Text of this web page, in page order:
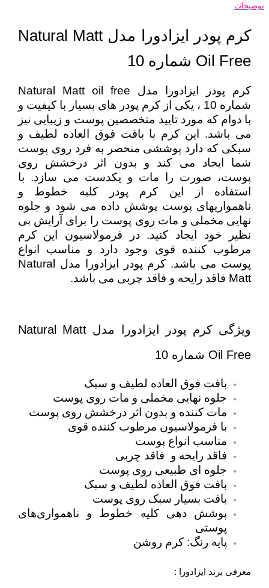
توضیحات
کرم پودر ایزادورا مدل Natural Matt
Oil Free شماره 10
کرم پودر ایزادورا مدل Natural Matt oil free
شماره 10 ، یکی از کرم پودر های بسیار با کیفیت و
با دوام که مورد تایید متخصصین پوست و زیبایی نیز
می باشد. این کرم با بافت فوق العاده لطیف و
سبکی که دارد پوششی منحصر به فرد روی پوست
شما ایجاد می کند و بدون اثر درخشش روی
پوست، صورت را مات و یکدست می سازد. با
استفاده از این کرم پودر کلیه خطوط و
ناهمواریهای پوست پوشش داده می شود و جلوه
نهایی مخملی و مات روی پوست را برای آرایش بی
نظیر خود ایجاد کنید. در فرمولاسیون این کرم
مرطوب کننده قوی وجود دارد و مناسب انواع
پوست می باشد. کرم پودر ایزادورا مدل Natural
Matt فاقد رایحه و فاقد چربی می باشد.
ویژگی‌ کرم پودر ایزادورا مدل Natural Matt
Oil Free شماره 10
بافت فوق العاده لطیف و سبک
جلوه نهایی مخملی و مات روی پوست
مات کننده و بدون اثر درخشش روی پوست
با فرمولاسیون مرطوب کننده قوی
مناسب انواع پوست
فاقد رایحه و فاقد چربی
جلوه ای طبیعی روی پوست
بافت فوق العاده لطیف و سبک
بافت بسیار سبک روی پوست
پوشش دهی کلیه خطوط و ناهمواری‌های
پوستی
پایه رنگ: کرم روشن
معرفی برند ایزادورا :